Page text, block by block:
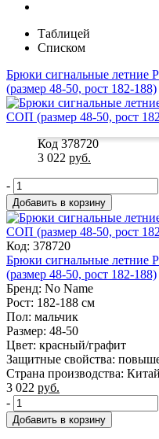
Таблицей
Списком
Брюки сигнальные летние
(размер 48-50, рост 182-188)
Код 378720
3 022 руб.
-
Добавить в корзину
Код: 378720
Брюки сигнальные летние
(размер 48-50, рост 182-188)
Бренд: No Name
Рост: 182-188 см
Пол: мальчик
Размер: 48-50
Цвет: красный/графит
Защитные свойства:
Страна производства: Китай
3 022 руб.
-
Добавить в корзину